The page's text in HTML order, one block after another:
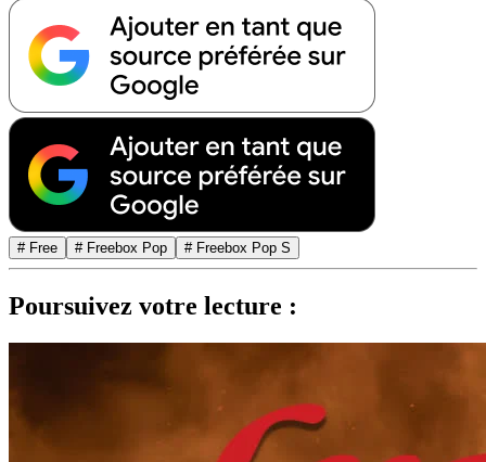
# Free # Freebox Pop # Freebox Pop S
Poursuivez votre lecture :